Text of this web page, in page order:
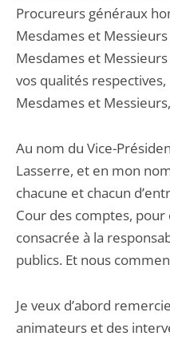
Procureurs généraux
Mesdames et
Mesdames et
vos qualités respectives,
Mesdames et
Au nom du Vice-
Lasserre, et en mon
chacune et chacun
Cour des comptes,
consacrée à la
publics. Et nous
Je veux d’abord
animateurs et des